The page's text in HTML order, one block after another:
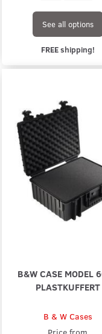
See all options
FREE shipping!
B&W CASE MODEL
PLASTKUFFERT
B & W Cases
Price from